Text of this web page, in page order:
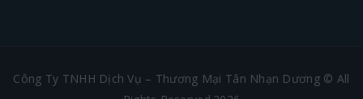
Công Ty TNHH Dịch Vụ – Thương Mại Tân Nhạn Dương © All